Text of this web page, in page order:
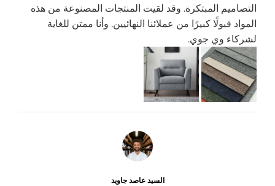
التصاميم المبتكرة. وقد لقيت المنتجات المصنوعة من هذه
المواد قبولًا كبيرًا من عملائنا النهائيين. وأنا ممتن للغاية
لشركاء وي جوي.
السيد عاصد جاويد